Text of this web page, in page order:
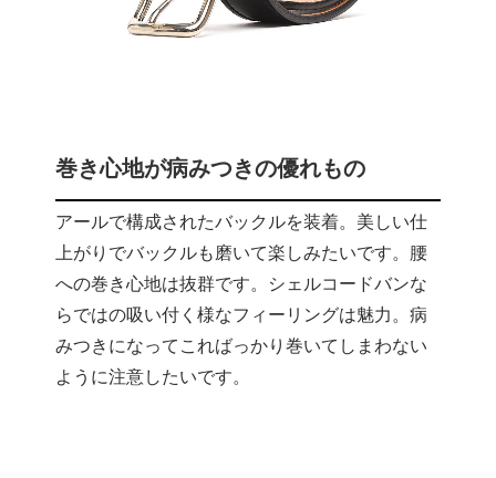
巻き心地が病みつきの優れもの
アールで構成されたバックルを装着。美しい仕
上がりでバックルも磨いて楽しみたいです。腰
への巻き心地は抜群です。シェルコードバンな
らではの吸い付く様なフィーリングは魅力。病
みつきになってこればっかり巻いてしまわない
ように注意したいです。